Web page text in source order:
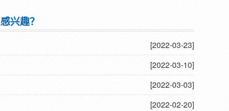
兴趣？
[2022-03-23]
[2022-03-10]
[2022-03-03]
[2022-02-20]